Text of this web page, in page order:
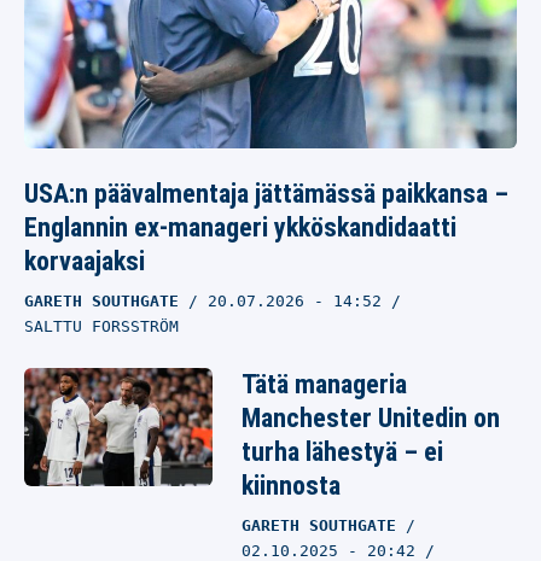
USA:n päävalmentaja jättämässä paikkansa –
Englannin ex-manageri ykköskandidaatti
korvaajaksi
GARETH SOUTHGATE 20.07.2026 - 14:52
SALTTU FORSSTRÖM
Tätä manageria
Manchester Unitedin on
turha lähestyä – ei
kiinnosta
GARETH SOUTHGATE
02.10.2025 - 20:42